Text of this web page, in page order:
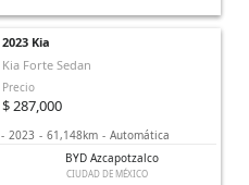
2023 Kia
Kia Forte Sedan
Precio
$ 287,000
- 2023 - 61,148km - Automática
BYD Azcapotzalco
CIUDAD DE MÉXICO